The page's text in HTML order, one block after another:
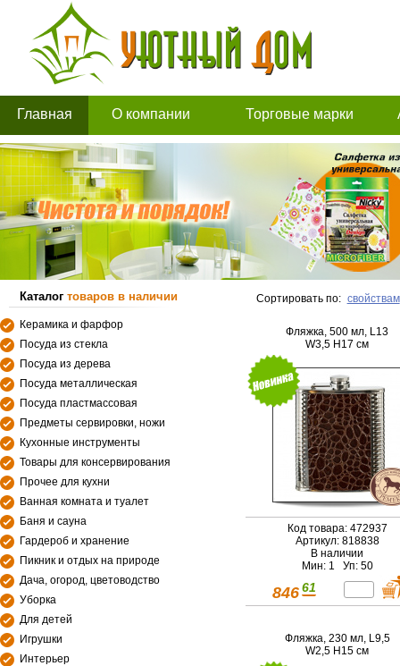
Главная О компании Торговые марки
Каталог товаров в наличии
Керамика и фарфор
Посуда из стекла
Посуда из дерева
Посуда металлическая
Посуда пластмассовая
Предметы сервировки, ножи
Кухонные инструменты
Товары для консервирования
Прочее для кухни
Ванная комната и туалет
Баня и сауна
Гардероб и хранение
Пикник и отдых на природе
Дача, огород, цветоводство
Уборка
Для детей
Игрушки
Интерьер
Сортировать по: свойствам
Фляжка, 500 мл, L13
W3,5 H17 см
Код товара: 472937
Артикул: 818838
В наличии
Мин: 1 Уп: 50
846 61
Фляжка, 230 мл, L9,5
W2,5 H15 см